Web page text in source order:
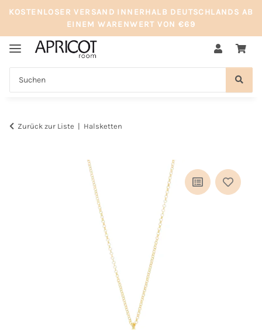
KOSTENLOSER VERSAND INNERHALB DEUTSCHLANDS AB
EINEM WARENWERT VON €69
Zurück zur Liste Halsketten